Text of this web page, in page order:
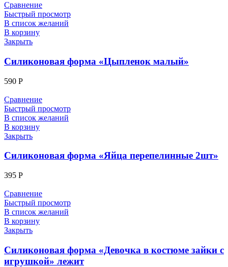
Сравнение
Быстрый просмотр
В список желаний
В корзину
Закрыть
Силиконовая форма «Цыпленок малый»
590 Р
Сравнение
Быстрый просмотр
В список желаний
В корзину
Закрыть
Силиконовая форма «Яйца перепелинные 2шт»
395 Р
Сравнение
Быстрый просмотр
В список желаний
В корзину
Закрыть
Силиконовая форма «Девочка в костюме зайки с
игрушкой» лежит